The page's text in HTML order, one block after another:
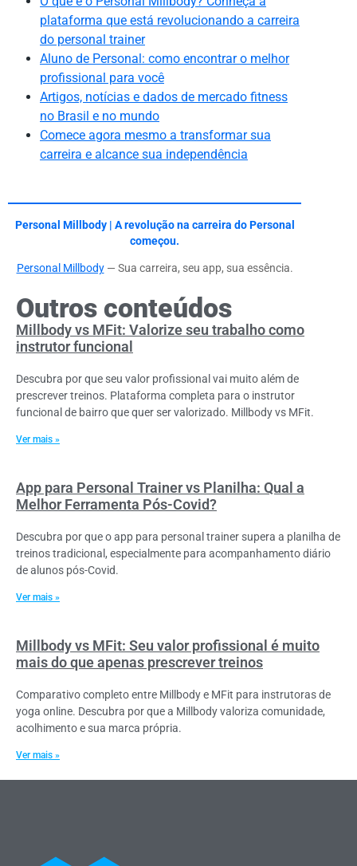
plataforma que está revolucionando a carreira
do personal trainer
Aluno de Personal: como encontrar o melhor
profissional para você
Artigos, notícias e dados de mercado fitness
no Brasil e no mundo
Comece agora mesmo a transformar sua
carreira e alcance sua independência
Personal Millbody | A revolução na carreira do Personal
começou.
Personal Millbody— Sua carreira, seu app, sua essência.
Outros conteúdos
Millbody vs MFit: Valorize seu trabalho como
instrutor funcional
Descubra por que seu valor profissional vai muito além de
prescrever treinos. Plataforma completa para o instrutor
funcional de bairro que quer ser valorizado. Millbody vs MFit.
Ver mais »
App para Personal Trainer vs Planilha: Qual a
Melhor Ferramenta Pós-Covid?
Descubra por que o app para personal trainer supera a planilha de
treinos tradicional, especialmente para acompanhamento diário
de alunos pós-Covid.
Ver mais »
Millbody vs MFit: Seu valor profissional é muito
mais do que apenas prescrever treinos
Comparativo completo entre Millbody e MFit para instrutoras de
yoga online. Descubra por que a Millbody valoriza comunidade,
acolhimento e sua marca própria.
Ver mais »